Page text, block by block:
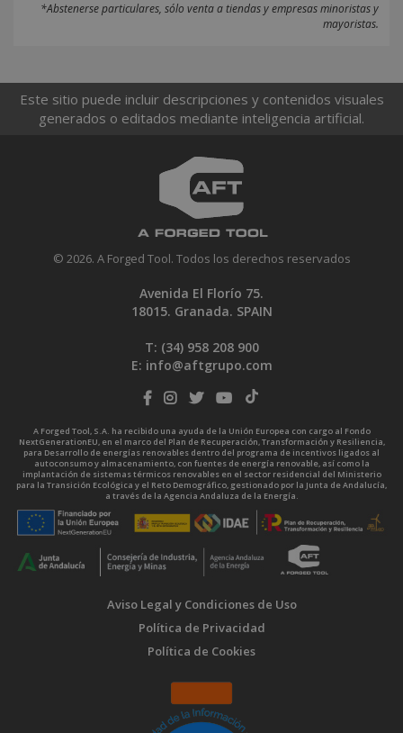
*Abstenerse particulares, sólo venta a tiendas y empresas minoristas y
mayoristas.
Este sitio puede incluir descripciones y contenidos visuales
generados o editados mediante inteligencia artificial.
© 2026. A Forged Tool. Todos los derechos reservados
Avenida El Florío 75.
18015. Granada. SPAIN
T: (34) 958 208 900
E: info@aftgrupo.com
A Forged Tool, S.A. ha recibido una ayuda de la Unión Europea con cargo al Fondo
NextGenerationEU, en el marco del Plan de Recuperación, Transformación y Resiliencia,
para Desarrollo de energías renovables dentro del programa de incentivos ligados al
autoconsumo y almacenamiento, con fuentes de energía renovable, así como la
implantación de sistemas térmicos renovables en el sector residencial del Ministerio
para la Transición Ecológica y el Reto Demográfico, gestionado por la Junta de Andalucía,
a través de la Agencia Andaluza de la Energía.
Aviso Legal y Condiciones de Uso
Política de Privacidad
Política de Cookies